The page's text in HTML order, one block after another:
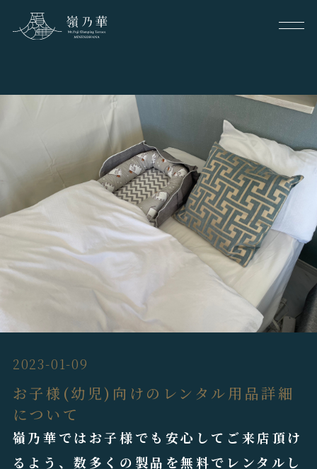
2023-01-09
お子様(幼児)向けのレンタル用品詳細
について
嶺乃華ではお子様でも安心してご来店頂け
るよう、数多くの製品を無料でレンタルし